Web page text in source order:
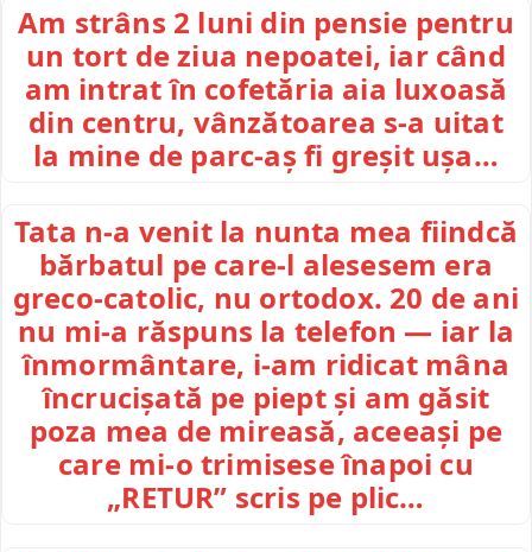
Am strâns 2 luni din pensie pentru
un tort de ziua nepoatei, iar când
am intrat în cofetăria aia luxoasă
din centru, vânzătoarea s-a uitat
la mine de parc-aș fi greșit ușa…
Tata n-a venit la nunta mea fiindcă
bărbatul pe care-l alesesem era
greco-catolic, nu ortodox. 20 de ani
nu mi-a răspuns la telefon — iar la
înmormântare, i-am ridicat mâna
încrucișată pe piept și am găsit
poza mea de mireasă, aceeași pe
care mi-o trimisese înapoi cu
„RETUR” scris pe plic…